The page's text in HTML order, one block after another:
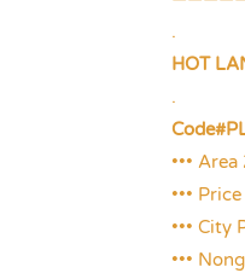
.
HOT
.
•••
•••
••• City
•••